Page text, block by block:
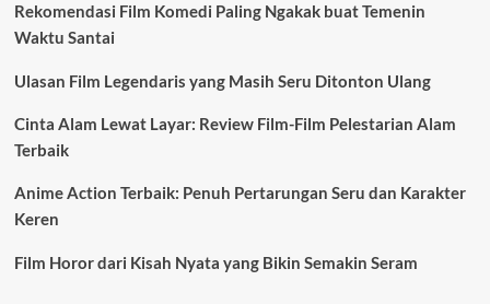
Rekomendasi Film Komedi Paling Ngakak buat Temenin
Waktu Santai
Ulasan Film Legendaris yang Masih Seru Ditonton Ulang
Cinta Alam Lewat Layar: Review Film-Film Pelestarian Alam
Terbaik
Anime Action Terbaik: Penuh Pertarungan Seru dan Karakter
Keren
Film Horor dari Kisah Nyata yang Bikin Semakin Seram